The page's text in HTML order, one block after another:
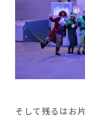
そして残るはお